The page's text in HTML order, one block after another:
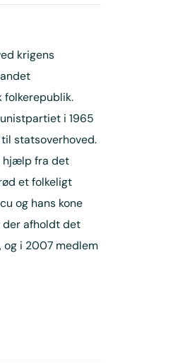
krigens
folkerepublik.
i 1965
statsoverhoved.
hjælp fra det
et folkeligt
og hans kone
der afholdt det
og i 2007 medlem